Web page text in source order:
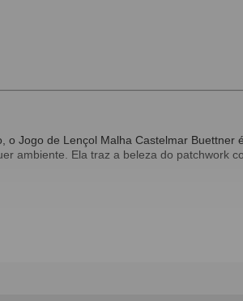
Jogo de Lençol Malha Castelmar Buettner
ambiente. Ela traz a beleza do patchwork